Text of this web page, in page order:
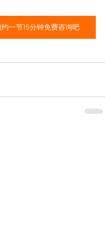
一节15分钟免费咨询吧